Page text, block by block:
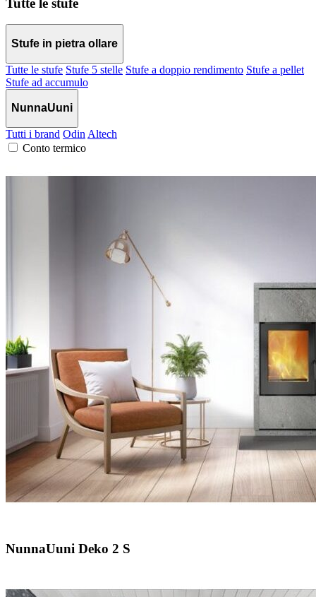
Tutte le stufe
Stufe in pietra ollare
Tutte le stufe Stufe 5 stelle Stufe a doppio rendimento Stufe a pellet
Stufe ad accumulo
NunnaUuni
Tutti i brand Odin Altech
Conto termico
NunnaUuni Deko 2 S